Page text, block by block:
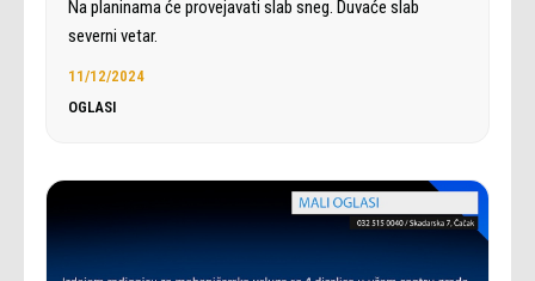
Na planinama će provejavati slab sneg. Duvaće slab
severni vetar.
11/12/2024
OGLASI